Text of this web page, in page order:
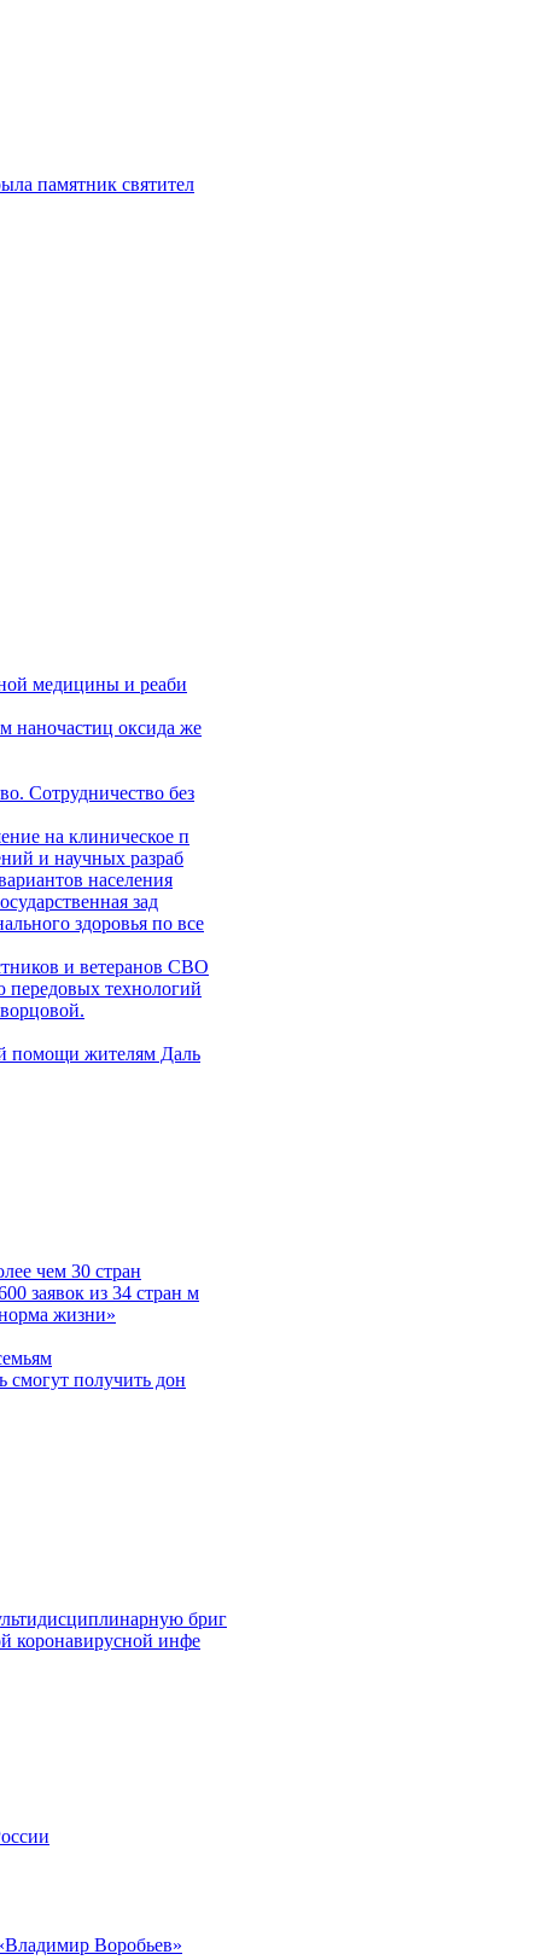
памятник святител
медицины и реаби
наночастиц оксида же
Сотрудничество без
на клиническое п
и научных разраб
населения
зад
здоровья по все
и ветеранов СВО
передовых технологий
помощи жителям Даль
чем 30 стран
заявок из 34 стран м
жизни»
получить дон
бриг
коронавирусной инфе
Воробьев»